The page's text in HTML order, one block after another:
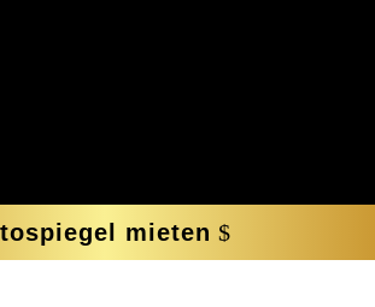
mieten